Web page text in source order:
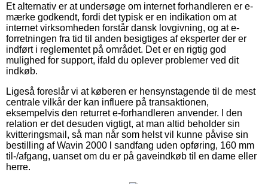
Et alternativ er at undersøge om internet forhandleren er e-
mærke godkendt, fordi det typisk er en indikation om at
internet virksomheden forstår dansk lovgivning, og at e-
forretningen fra tid til anden besigtiges af eksperter der er
indført i reglementet på området. Det er en rigtig god
mulighed for support, ifald du oplever problemer ved dit
indkøb.
Ligeså foreslår vi at køberen er hensynstagende til de mest
centrale vilkår der kan influere på transaktionen,
eksempelvis den returret e-forhandleren anvender. I den
relation er det desuden vigtigt, at man altid beholder sin
kvitteringsmail, så man når som helst vil kunne påvise sin
bestilling af Wavin 2000 l sandfang uden opføring, 160 mm
til-/afgang, uanset om du er på gaveindkøb til en dame eller
herre.